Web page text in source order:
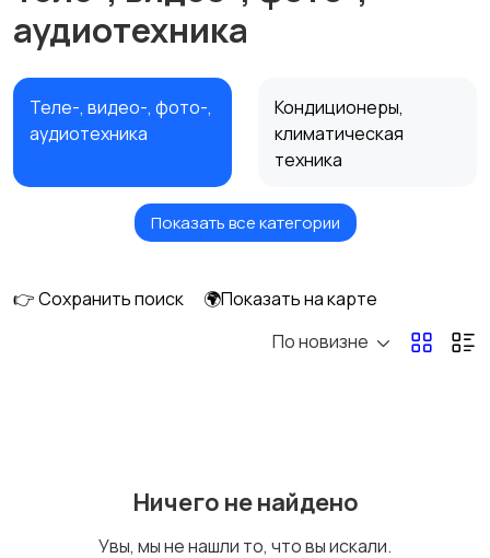
аудиотехника
Теле-, видео-, фото-,
аудиотехника
Кондиционеры,
климатическая
техника
Кухонная техника
водонагреватели2
техника
Показать все категории
👉 Сохранить поиск
🌍Показать на карте
По новизне
Ничего не найдено
Увы, мы не нашли то, что вы искали.